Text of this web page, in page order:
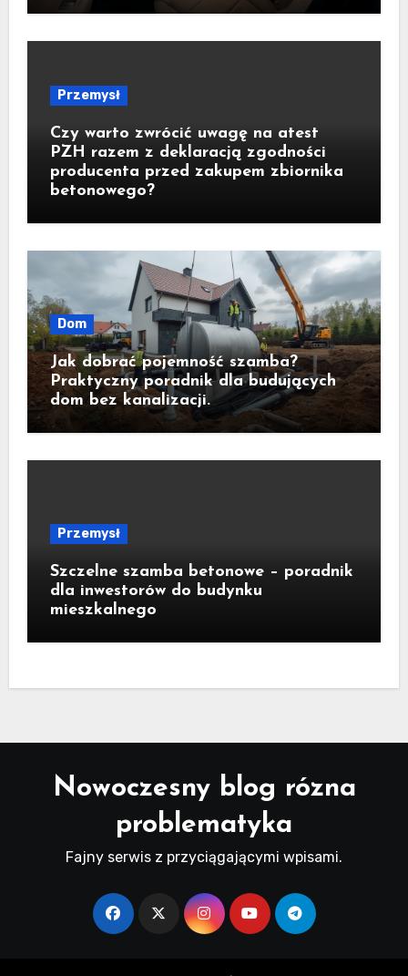
Przemysł
Czy warto zwrócić uwagę na atest
PZH razem z deklaracją zgodności
producenta przed zakupem zbiornika
betonowego?
Dom
Jak dobrać pojemność szamba?
Praktyczny poradnik dla budujących
dom bez kanalizacji.
Przemysł
Szczelne szamba betonowe – poradnik
dla inwestorów do budynku
mieszkalnego
Nowoczesny blog rózna
problematyka
Fajny serwis z przyciągającymi wpisami.